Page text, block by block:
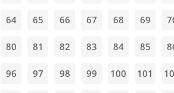
64 65 66 67 68 69
80 81 82 83 84 85
96 97 98 99 100 101